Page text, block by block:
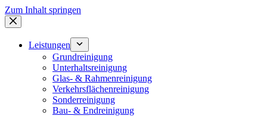
Zum Inhalt springen
Leistungen
Grundreinigung
Unterhaltsreinigung
Glas- & Rahmenreinigung
Verkehrsflächenreinigung
Sonderreinigung
Bau- & Endreinigung